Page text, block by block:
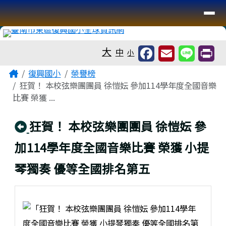
跳至主內容區
臺南市復興國小全球資訊網
導覽列
大 中 小
主內容區域
Home復興國小
榮譽榜
狂賀！ 本校弦樂團團員 徐愷妘 參加114學年度全國音樂
比賽 榮獲 ...
回上頁
狂賀！ 本校弦樂團團員 徐愷妘 參
加114學年度全國音樂比賽 榮獲 小提
琴獨奏 優等全國排名第五
頁尾區域